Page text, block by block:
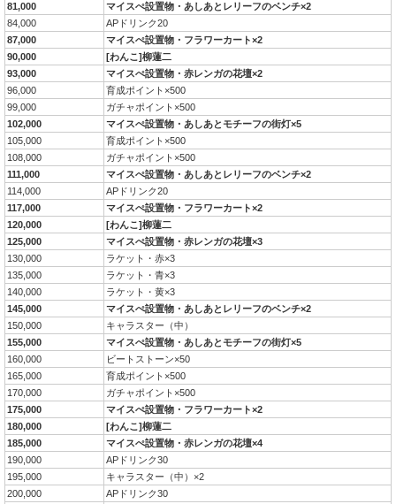
81,000
マイスぺ設置物・あしあとレリーフのベンチ×2
84,000
APドリンク20
87,000
マイスぺ設置物・フラワーカート×2
90,000
[わんこ]柳蓮二
93,000
マイスぺ設置物・赤レンガの花壇×2
96,000
育成ポイント×500
99,000
ガチャポイント×500
102,000
マイスぺ設置物・あしあとモチーフの街灯×5
105,000
育成ポイント×500
108,000
ガチャポイント×500
111,000
マイスぺ設置物・あしあとレリーフのベンチ×2
114,000
APドリンク20
117,000
マイスぺ設置物・フラワーカート×2
120,000
[わんこ]柳蓮二
125,000
マイスぺ設置物・赤レンガの花壇×3
130,000
ラケット・赤×3
135,000
ラケット・青×3
140,000
ラケット・黄×3
145,000
マイスぺ設置物・あしあとレリーフのベンチ×2
150,000
キャラスター（中）
155,000
マイスぺ設置物・あしあとモチーフの街灯×5
160,000
ビートストーン×50
165,000
育成ポイント×500
170,000
ガチャポイント×500
175,000
マイスぺ設置物・フラワーカート×2
180,000
[わんこ]柳蓮二
185,000
マイスぺ設置物・赤レンガの花壇×4
190,000
APドリンク30
195,000
キャラスター（中）×2
200,000
APドリンク30